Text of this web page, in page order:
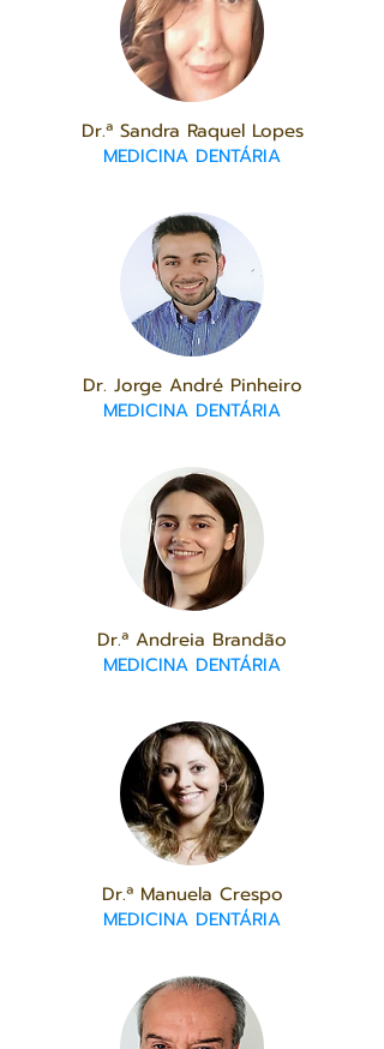
Dr.ª Sandra Raquel Lopes
MEDICINA DENTÁRIA
Dr. Jorge André Pinheiro
MEDICINA DENTÁRIA
Dr.ª Andreia Brandão
MEDICINA DENTÁRIA
Dr.ª Manuela Crespo
MEDICINA DENTÁRIA